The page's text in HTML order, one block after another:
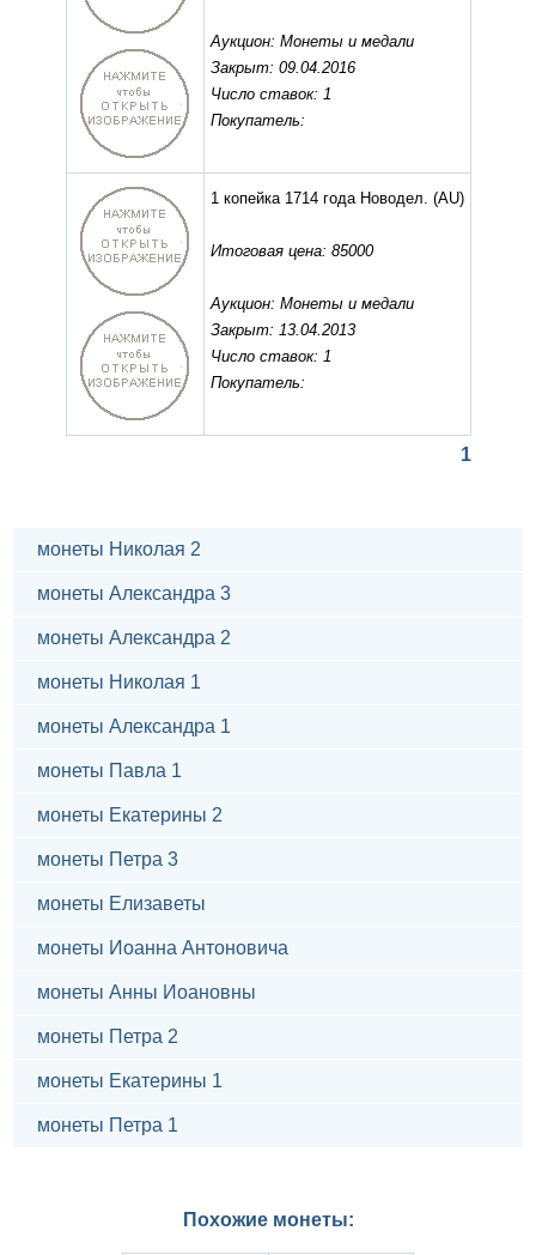
Аукцион: Монеты и медали
Закрыт: 09.04.2016
Число ставок: 1
Покупатель:
1 копейка 1714 года Новодел. (AU)
Итоговая цена: 85000
Аукцион: Монеты и медали
Закрыт: 13.04.2013
Число ставок: 1
Покупатель:
1
монеты Николая 2
монеты Александра 3
монеты Александра 2
монеты Николая 1
монеты Александра 1
монеты Павла 1
монеты Екатерины 2
монеты Петра 3
монеты Елизаветы
монеты Иоанна Антоновича
монеты Анны Иоановны
монеты Петра 2
монеты Екатерины 1
монеты Петра 1
Похожие монеты: